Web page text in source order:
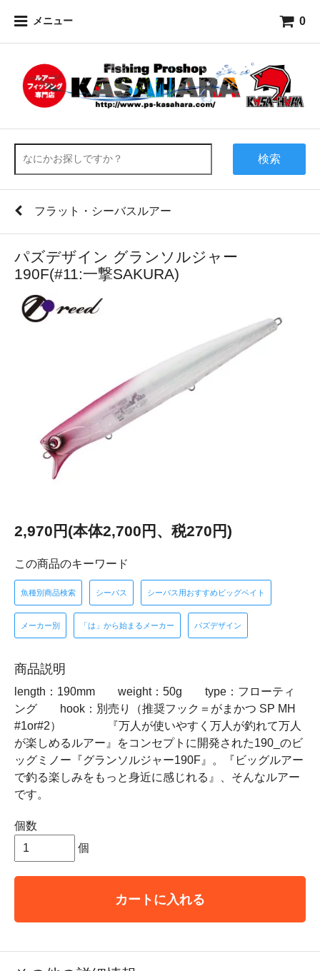
メニュー 0
検索
フラット・シーバスルアー
パズデザイン グランソルジャー
190F(#11:一撃SAKURA)
2,970円(本体2,700円、税270円)
この商品のキーワード
魚種別商品検索 シーバス シーバス用おすすめビッグベイト
メーカー別 「は」から始まるメーカー パズデザイン
商品説明
length：190mm weight：50g type：フローティ
ング hook：別売り（推奨フック＝がまかつ SP MH
#1or#2） 『万人が使いやすく万人が釣れて万人
が楽しめるルアー』をコンセプトに開発された190_のビ
ッグミノー『グランソルジャー190F』。『ビッグルアー
で釣る楽しみをもっと身近に感じれる』、そんなルアー
です。
個数
個
カートに入れる